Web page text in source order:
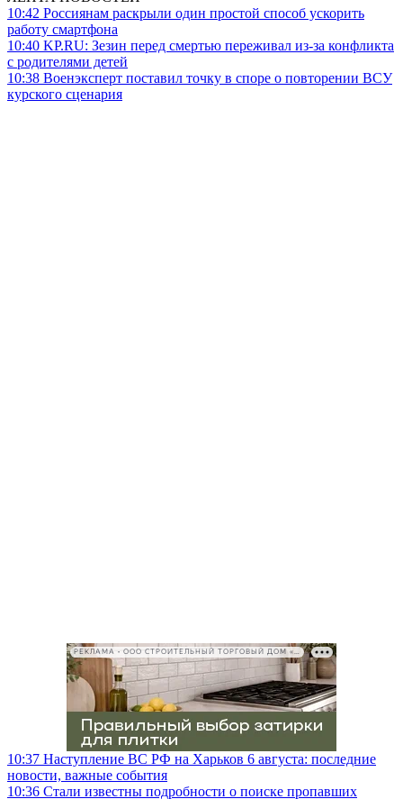
10:42 Россиянам раскрыли один простой способ ускорить
работу смартфона
10:40 KP.RU: Зезин перед смертью переживал из-за конфликта
с родителями детей
10:38 Военэксперт поставил точку в споре о повторении ВСУ
курского сценария
РЕКЛАМА • ООО СТРОИТЕЛЬНЫЙ ТОРГОВЫЙ ДОМ «ПЕТРОВИЧ», ИНН 7802348846
10:37 Наступление ВС РФ на Харьков 6 августа: последние
новости, важные события
10:36 Стали известны подробности о поиске пропавших